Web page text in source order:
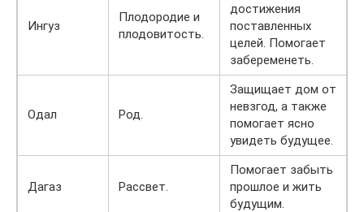
Ингуз
Плодородие и
плодовитость.
достижения
поставленных
целей. Помогает
забеременеть.
Одал Род.
Защищает дом от
невзгод, а также
помогает ясно
увидеть будущее.
Дагаз Рассвет.
Помогает забыть
прошлое и жить
будущим.